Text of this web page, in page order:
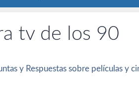
tv de los 90
y Respuestas sobre películas y